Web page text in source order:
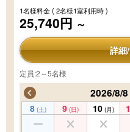
1名様料金( 2名様1室利用時 )
25,740円 ～
詳細
定員:2～5名様
2026/8/
8 (土) 9 (日) 10 (月)